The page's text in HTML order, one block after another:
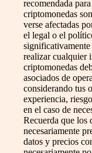
recomendada
criptomonedas
verse afectadas
el legal o el
realizar cualquier
criptomonedas
asociados de
considerando tus
experiencia,
en el caso de
Recuerda que los
necesariamente
datos y precios